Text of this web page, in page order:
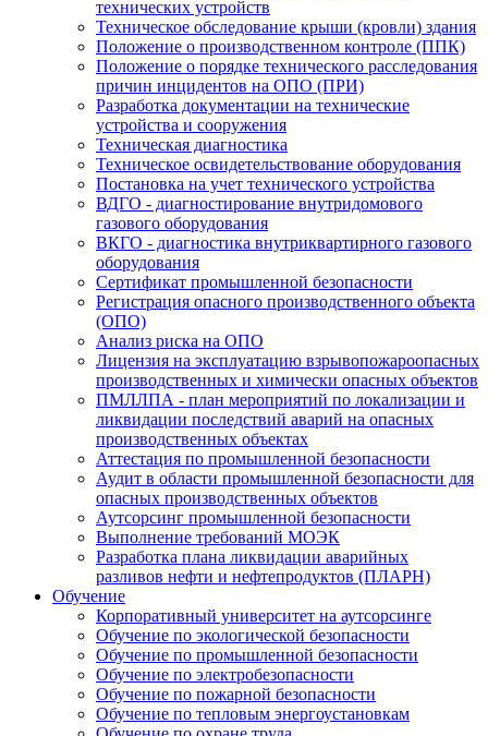
технических устройств
Техническое обследование крыши (кровли) здания
Положение о производственном контроле (ППК)
Положение о порядке технического расследования
причин инцидентов на ОПО (ПРИ)
Разработка документации на технические
устройства и сооружения
Техническая диагностика
Техническое освидетельствование оборудования
Постановка на учет технического устройства
ВДГО - диагностирование внутридомового
газового оборудования
ВКГО - диагностика внутриквартирного газового
оборудования
Сертификат промышленной безопасности
Регистрация опасного производственного объекта
(ОПО)
Анализ риска на ОПО
Лицензия на эксплуатацию взрывопожароопасных
производственных и химически опасных объектов
ПМЛЛПА - план мероприятий по локализации и
ликвидации последствий аварий на опасных
производственных объектах
Аттестация по промышленной безопасности
Аудит в области промышленной безопасности для
опасных производственных объектов
Аутсорсинг промышленной безопасности
Выполнение требований МОЭК
Разработка плана ликвидации аварийных
разливов нефти и нефтепродуктов (ПЛАРН)
Обучение
Корпоративный университет на аутсорсинге
Обучение по экологической безопасности
Обучение по промышленной безопасности
Обучение по электробезопасности
Обучение по пожарной безопасности
Обучение по тепловым энергоустановкам